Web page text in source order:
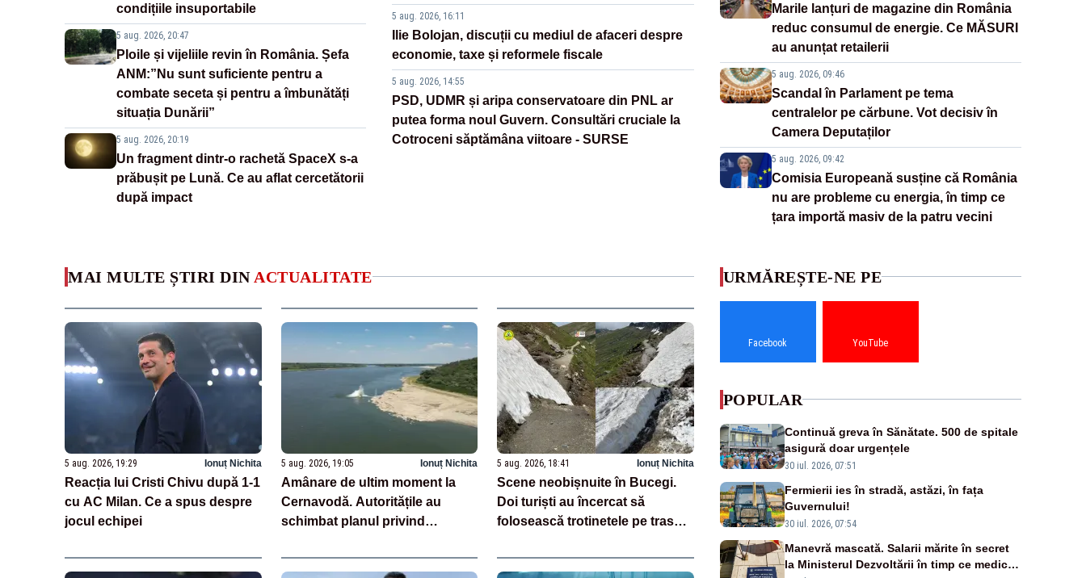
condițiile insuportabile
5 aug. 2026, 20:47
Ploile și vijeliile revin în România. Șefa
ANM:”Nu sunt suficiente pentru a
combate seceta și pentru a îmbunătăți
situația Dunării”
5 aug. 2026, 20:19
Un fragment dintr-o rachetă SpaceX s-a
prăbușit pe Lună. Ce au aflat cercetătorii
după impact
5 aug. 2026, 16:11
Ilie Bolojan, discuții cu mediul de afaceri despre
economie, taxe și reformele fiscale
5 aug. 2026, 14:55
PSD, UDMR și aripa conservatoare din PNL ar
putea forma noul Guvern. Consultări cruciale la
Cotroceni săptămâna viitoare - SURSE
Marile lanțuri de magazine din România
reduc consumul de energie. Ce MĂSURI
au anunțat retailerii
5 aug. 2026, 09:46
Scandal în Parlament pe tema
centralelor pe cărbune. Vot decisiv în
Camera Deputaților
5 aug. 2026, 09:42
Comisia Europeană susține că România
nu are probleme cu energia, în timp ce
țara importă masiv de la patru vecini
MAI MULTE ȘTIRI DIN ACTUALITATE
5 aug. 2026, 19:29 Ionuț Nichita
Reacția lui Cristi Chivu după 1-1
cu AC Milan. Ce a spus despre
jocul echipei
5 aug. 2026, 19:05 Ionuț Nichita
Amânare de ultim moment la
Cernavodă. Autoritățile au
schimbat planul privind
5 aug. 2026, 18:41 Ionuț Nichita
Scene neobișnuite în Bucegi.
Doi turiști au încercat să
folosească trotinetele pe traseul
URMĂREȘTE-NE PE
Facebook YouTube
POPULAR
Continuă greva în Sănătate. 500 de spitale
asigură doar urgențele
30 iul. 2026, 07:51
Fermierii ies în stradă, astăzi, în fața
Guvernului!
30 iul. 2026, 07:54
Manevră mascată. Salarii mărite în secret
la Ministerul Dezvoltării în timp ce medicii